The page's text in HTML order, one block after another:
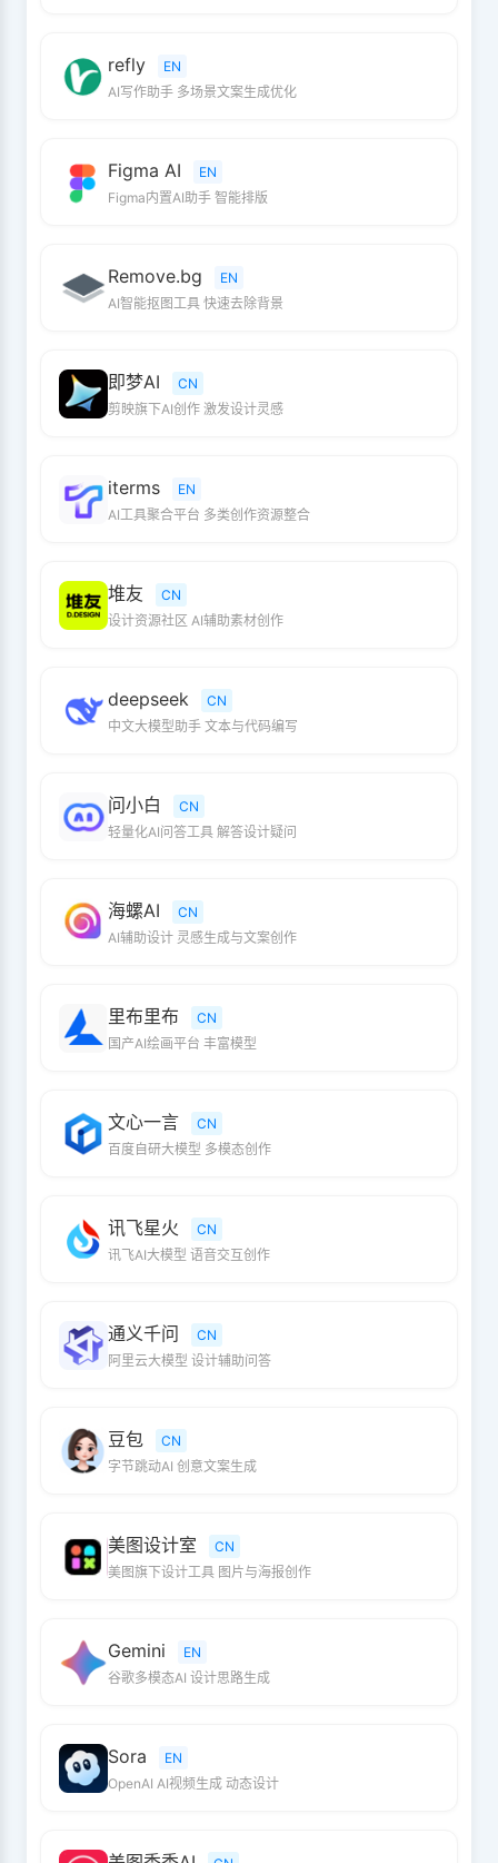
refly
EN
AI写作助手 多场景文案生成优化
Figma AI
EN
Figma内置AI助手 智能排版
Remove.bg
EN
AI智能抠图工具 快速去除背景
即梦AI
CN
剪映旗下AI创作 激发设计灵感
iterms
EN
AI工具聚合平台 多类创作资源整合
堆友
CN
设计资源社区 AI辅助素材创作
deepseek
CN
中文大模型助手 文本与代码编写
问小白
CN
轻量化AI问答工具 解答设计疑问
海螺AI
CN
AI辅助设计 灵感生成与文案创作
里布里布
CN
国产AI绘画平台 丰富模型
文心一言
CN
百度自研大模型 多模态创作
讯飞星火
CN
讯飞AI大模型 语音交互创作
通义千问
CN
阿里云大模型 设计辅助问答
豆包
CN
字节跳动AI 创意文案生成
美图设计室
CN
美图旗下设计工具 图片与海报创作
Gemini
EN
谷歌多模态AI 设计思路生成
Sora
EN
OpenAI AI视频生成 动态设计